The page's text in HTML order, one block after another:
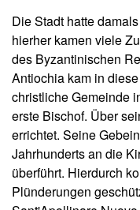
Die Stadt hatte
hierher kamen viele
des Byzantinischen
Antiochia kam in
christliche Gemeinde
erste Bischof. Über
errichtet. Seine
Jahrhunderts an die
überführt. Hierdurch
Plünderungen